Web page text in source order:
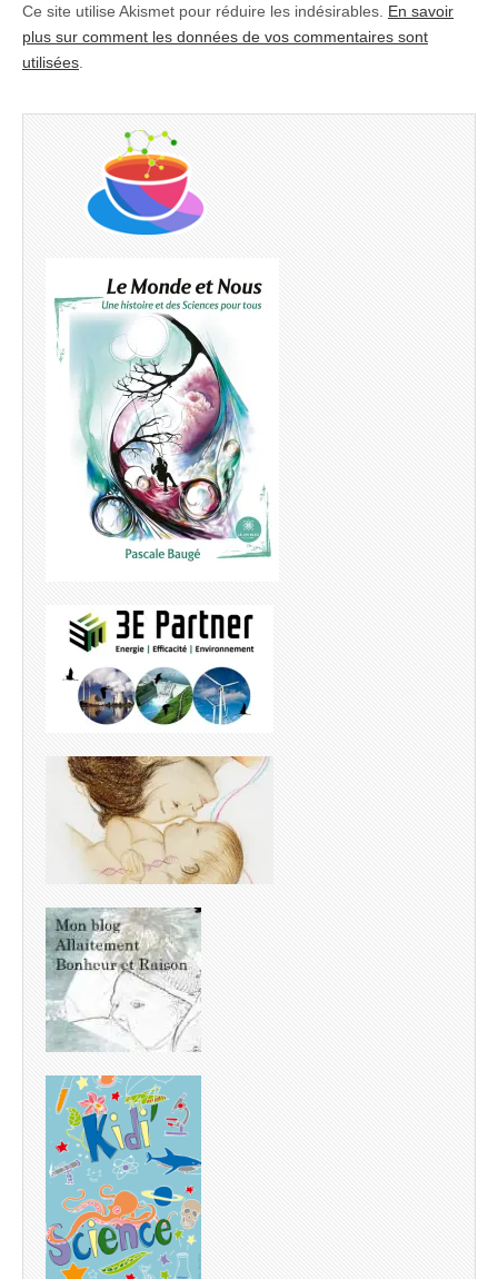
Ce site utilise Akismet pour réduire les indésirables. En savoir
plus sur comment les données de vos commentaires sont
utilisées